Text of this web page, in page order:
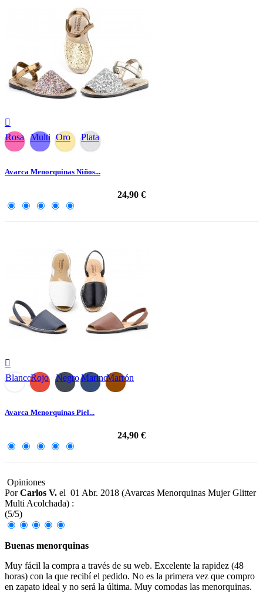

Rosa
Multi Oro Plata
Avarca Menorquinas Niños...
24,90 €

BlancoRojo NegroMarinoMarrón
Avarca Menorquinas Piel...
24,90 €
Opiniones
PorCarlos V. el 01 Abr. 2018 (Avarcas Menorquinas Mujer Glitter
Multi Acolchada) :
(5/5)
Buenas menorquinas
Muy fácil la compra a través de su web. Excelente la rapidez (48
horas) con la que recibí el pedido. No es la primera vez que compro
en zapato ideal y no será la última. Muy comodas las menorquinas.